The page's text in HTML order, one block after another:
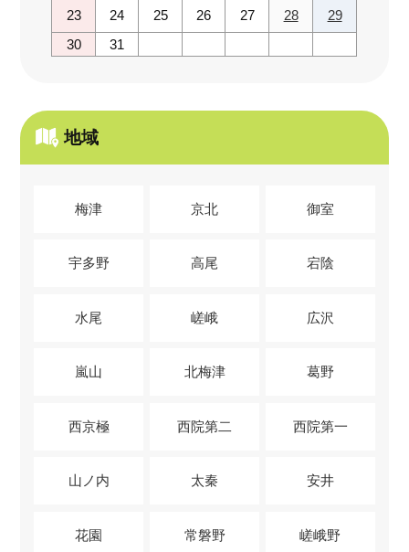
23
24 25 26 27 28
29
30
31
地域
梅津 京北 御室
宇多野 高尾 宕陰
水尾 嵯峨 広沢
嵐山 北梅津 葛野
西京極 西院第二 西院第一
山ノ内 太秦 安井
花園 常磐野 嵯峨野